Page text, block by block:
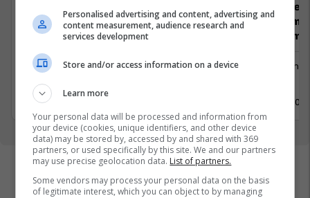
Menaxhment
Pejë
11 Maj 2026
Staf
Menaxhim)
11 Maj
Personalised advertising and content, advertising and
content measurement, audience research and
services development
Store and/or access information on a device
Learn more
Your personal data will be processed and information from
your device (cookies, unique identifiers, and other device
data) may be stored by, accessed by and shared with 369
partners, or used specifically by this site. We and our partners
may use precise geolocation data. List of partners.
Some vendors may process your personal data on the basis
of legitimate interest, which you can object to by managing